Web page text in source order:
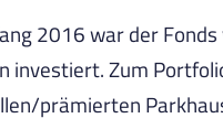
2016 war der
investiert. Zum
prämierten